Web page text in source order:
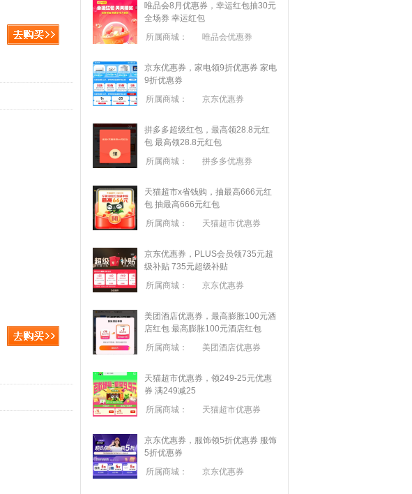
唯品会8月优惠券，幸运红包抽30元
全场券 幸运红包
所属商城：
唯品会优惠券
京东优惠券，家电领9折优惠券 家电
9折优惠券
所属商城：
京东优惠券
拼多多超级红包，最高领28.8元红
包 最高领28.8元红包
所属商城：
拼多多优惠券
天猫超市x省钱购，抽最高666元红
包 抽最高666元红包
所属商城：
天猫超市优惠券
京东优惠券，PLUS会员领735元超
级补贴 735元超级补贴
所属商城：
京东优惠券
美团酒店优惠券，最高膨胀100元酒
店红包 最高膨胀100元酒店红包
所属商城：
美团酒店优惠券
天猫超市优惠券，领249-25元优惠
券 满249减25
所属商城：
天猫超市优惠券
京东优惠券，服饰领5折优惠券 服饰
5折优惠券
所属商城：
京东优惠券